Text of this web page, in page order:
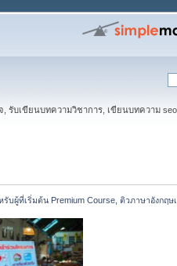
รับเขียนบทความวิชาการ, เขียนบทความ seo
บผู้ที่เริ่มต้น Premium Course, ติวภาษาอังกฤษ